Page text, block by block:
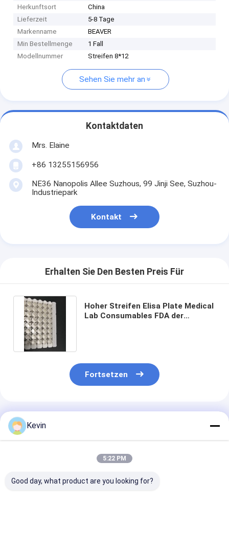
Herkunftsort
China
Lieferzeit
5-8 Tage
Markenname
BEAVER
Min Bestellmenge
1 Fall
Modellnummer
Streifen 8*12
Sehen Sie mehr an
Kontaktdaten
Mrs. Elaine
+86 13255156956
NE36 Nanopolis Allee Suzhous, 99 Jinji See, Suzhou-
Industriepark
Kontakt
Erhalten Sie Den Besten Preis Für
Hoher Streifen Elisa Plate Medical
Lab Consumables FDA der
Fortsetzen
Empfohlene Produkte
Kevin
5:22 PM
Good day, what product are you looking for?